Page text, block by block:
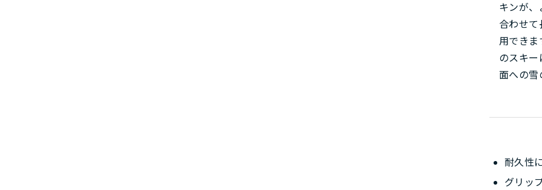
キンが
合わせ
用でき
のスキ
面への
耐久性
グリッ